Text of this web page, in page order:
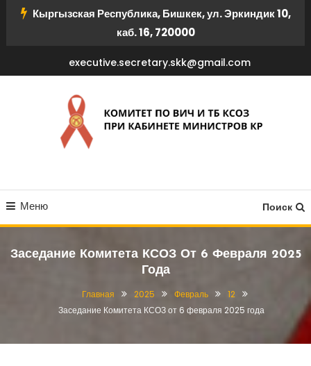
ПерейтиКыргызская Республика, Бишкек, ул. Эркиндик 10,
каб. 16, 720000
executive.secretary.skk@gmail.com
КСОЗ ПРИ КАБИНЕТЕ
МИНИСТРОВ КР
Меню Поиск
Заседание Комитета КСОЗ От 6 Февраля 2025
Года
Главная 2025 Февраль
12
Заседание Комитета КСОЗ от 6 февраля 2025 года